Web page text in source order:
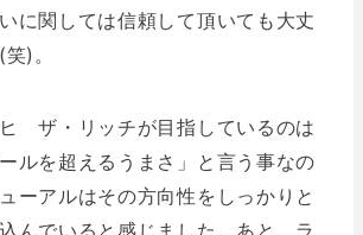
に関しては信頼して頂いても大丈
)。
ザ・リッチが目指しているのは
ルを超えるうまさ」と言う事なの
ーアルはその方向性をしっかりと